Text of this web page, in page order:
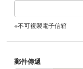
※不可複製電子信箱
郵件傳遞